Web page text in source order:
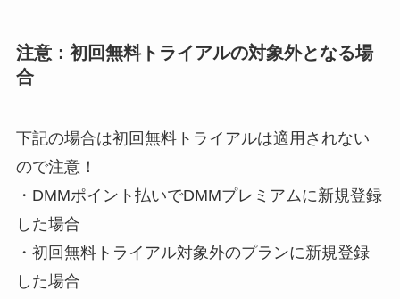
注意：初回無料トライアルの対象外となる場
合
下記の場合は初回無料トライアルは適用されない
ので注意！
・DMMポイント払いでDMMプレミアムに新規登録
した場合
・初回無料トライアル対象外のプランに新規登録
した場合